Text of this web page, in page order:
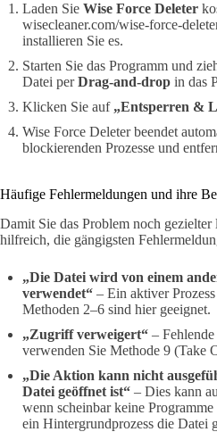
Laden Sie Wise Force Deleter
wisecleaner.com/wise-force-
installieren Sie es.
Starten Sie das Programm und
Datei perDrag-and-drop in das
Klicken Sie auf „Entsperren &
Wise Force Deleter beendet
blockierenden Prozesse und
Häufige Fehlermeldungen und ihre
Damit Sie das Problem noch gezielter
hilfreich, die gängigsten
„Die Datei wird von einem
verwendet“ – Ein aktiver
Methoden 2–6 sind hier geeignet.
„Zugriff verweigert“ –
verwenden Sie Methode 9 (Take
„Die Aktion kann nicht
Datei geöffnet ist“ – Dies kann
wenn scheinbar keine
ein Hintergrundprozess die Datei